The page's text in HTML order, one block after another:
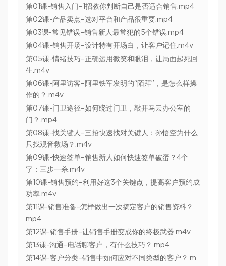
第01课-销售入门–1招教你判断自己是否适合销售.mp4
第02课-产品卖点–选对平台和产品很重要.mp4
第03课-常见错误–销售新人最常犯的5个错误.mp4
第04课-销售开场–设计特有开场白，让客户记住.m4v
第05课-情绪技巧–正确运用微笑和眼泪，让局面起死回
生.m4v
第06课-阿里访客–阿里铁军发明的“陌拜”，是怎么样操
作的？.m4v
第07课-门卫途径–如何绕过门卫，敲开马云办公室的
门？.mp4
第08课-找关键人–三招快速找对关键人：孙悟空为什么
只找观音救场？.m4v
第09课-快速签单–销售新人如何快速签单破蛋？4个
字：三步一杀.m4v
第10课-销售预约–利用好这3个关键点，提高客户预约成
功率.m4v
第11课-销售准备–怎样做出一次搞定客户的销售资料？.
mp4
第12课-销售手册–让销售手册变成你的终极武器.m4v
第13课-沟通–电话聊客户，有什么技巧？.mp4
第14课-客户分类–销售中如何应对不同类型的客户？.m